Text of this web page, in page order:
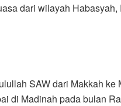
dari wilayah
SAW dari Makkah
di Madinah pada bulan